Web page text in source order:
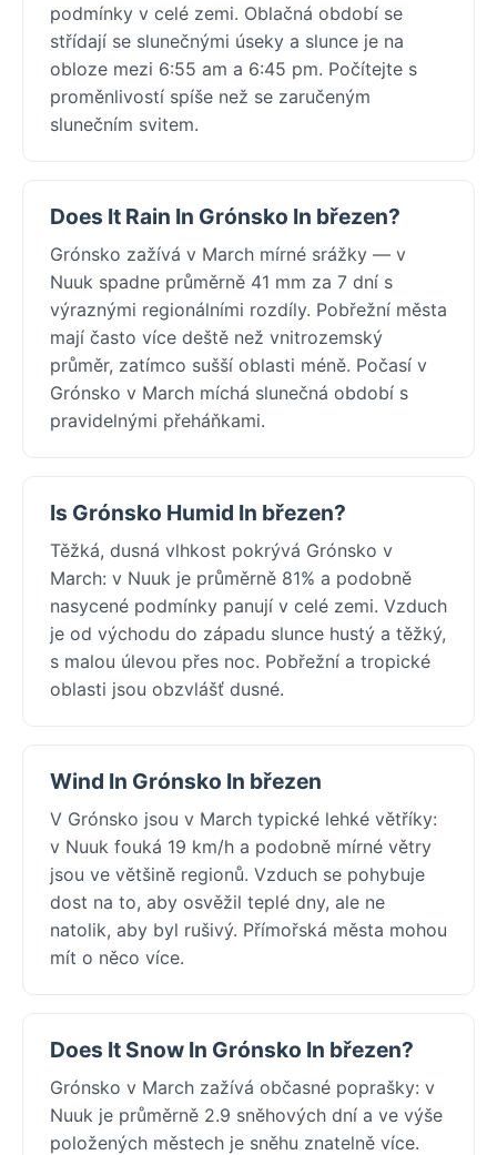
podmínky v celé zemi. Oblačná období se
střídají se slunečnými úseky a slunce je na
obloze mezi 6:55 am a 6:45 pm. Počítejte s
proměnlivostí spíše než se zaručeným
slunečním svitem.
Does It Rain In Grónsko In březen?
Grónsko zažívá v March mírné srážky — v
Nuuk spadne průměrně 41 mm za 7 dní s
výraznými regionálními rozdíly. Pobřežní města
mají často více deště než vnitrozemský
průměr, zatímco sušší oblasti méně. Počasí v
Grónsko v March míchá slunečná období s
pravidelnými přeháňkami.
Is Grónsko Humid In březen?
Těžká, dusná vlhkost pokrývá Grónsko v
March: v Nuuk je průměrně 81% a podobně
nasycené podmínky panují v celé zemi. Vzduch
je od východu do západu slunce hustý a těžký,
s malou úlevou přes noc. Pobřežní a tropické
oblasti jsou obzvlášť dusné.
Wind In Grónsko In březen
V Grónsko jsou v March typické lehké větříky:
v Nuuk fouká 19 km/h a podobně mírné větry
jsou ve většině regionů. Vzduch se pohybuje
dost na to, aby osvěžil teplé dny, ale ne
natolik, aby byl rušivý. Přímořská města mohou
mít o něco více.
Does It Snow In Grónsko In březen?
Grónsko v March zažívá občasné poprašky: v
Nuuk je průměrně 2.9 sněhových dní a ve výše
položených městech je sněhu znatelně více.